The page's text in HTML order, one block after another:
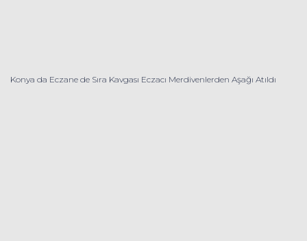
Konya da Eczane de Sıra Kavgası Eczacı Merdivenlerden Aşağı Atıldı